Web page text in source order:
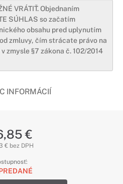
VRÁTIŤ. Objednaním
SÚHLAS so začatím
obsahu pred uplynutím
zmluvy, čím strácate právo na
zmysle §7 zákona č. 102/2014
INFORMÁCIÍ
€
€ bez DPH